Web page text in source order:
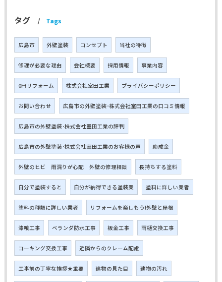
タグ Tags
広島市 外壁塗装 コンセプト 当社の特徴
修理が必要な理由 会社概要 採用情報 事業内容
0円リフォーム 株式会社室田工業 プライバシーポリシー
お問い合わせ 広島市の外壁塗装･株式会社室田工業の口コミ情報
広島市の外壁塗装･株式会社室田工業の評判
広島市の外壁塗装･株式会社室田工業のお客様の声 助成金
外壁のヒビ 雨漏りが心配 外壁の修理相談 長持ちする塗料
自分で塗装すると 自分が納得できる塗装業 塗料に詳しい業者
塗料の種類に詳しい業者 リフォームを楽しもう!外壁と屋根
漆喰工事 ベランダ防水工事 板金工事 雨樋交換工事
コーキング交換工事 近隣からのクレーム配慮
工事前の丁寧な挨拶★重要 建物の見た目 建物の汚れ